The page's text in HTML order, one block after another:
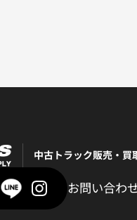
中古トラック販売・買
お問い合わ